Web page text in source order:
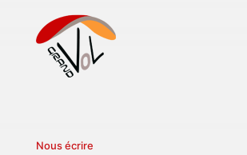
Nous écrire